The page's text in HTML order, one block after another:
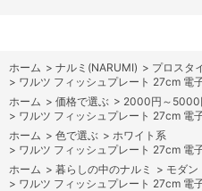
ホーム > ナルミ(NARUMI) > プロスタ
> ワルツ フィッシュプレート 27cm 電
ホーム > 価格で選ぶ > 2000円～5000
> ワルツ フィッシュプレート 27cm 電
ホーム > 色で選ぶ > ホワイト系
> ワルツ フィッシュプレート 27cm 電
ホーム > 暮らしの中のナルミ > モダン
> ワルツ フィッシュプレート 27cm 電